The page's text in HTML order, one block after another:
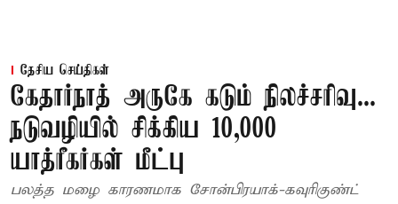
தேசிய செய்திகள்
கேதார்நாத் அருகே கடும் நிலச்சரிவு...
நடுவழியில் சிக்கிய 10,000
யாத்ரீகர்கள் மீட்பு
பலத்த மழை காரணமாக சோன்பிரயாக்-கவுரிகுண்ட்